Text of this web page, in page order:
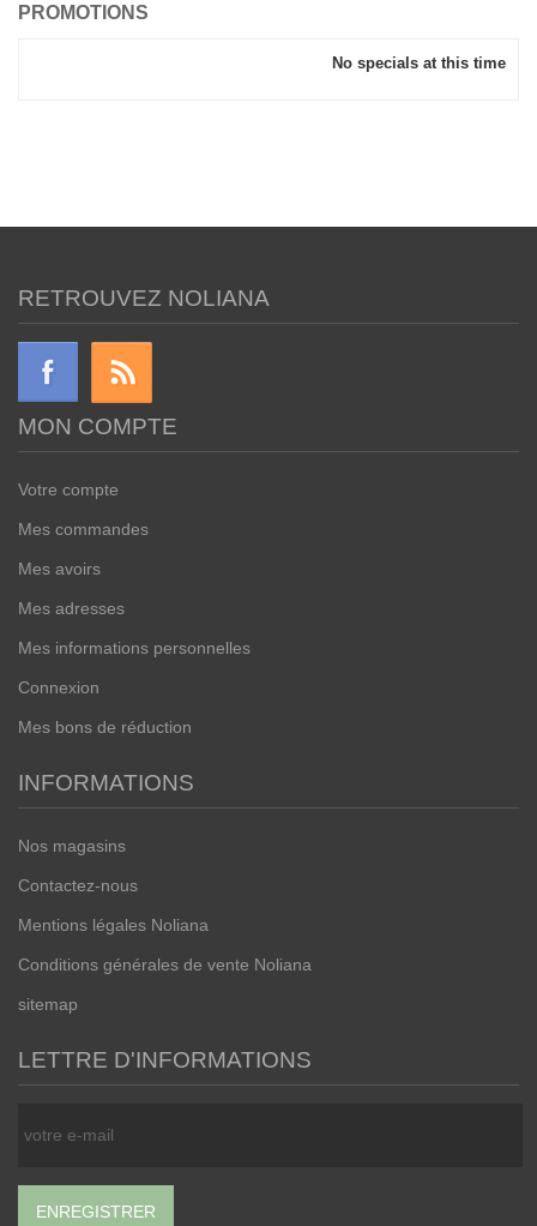
PROMOTIONS
No specials at this time
RETROUVEZ NOLIANA
MON COMPTE
Votre compte
Mes commandes
Mes avoirs
Mes adresses
Mes informations personnelles
Connexion
Mes bons de réduction
INFORMATIONS
Nos magasins
Contactez-nous
Mentions légales Noliana
Conditions générales de vente Noliana
sitemap
LETTRE D'INFORMATIONS